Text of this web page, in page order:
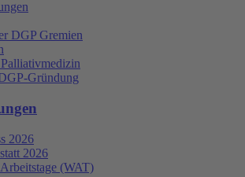
DGP Gremien
Gründung
2026
2026
(WAT)